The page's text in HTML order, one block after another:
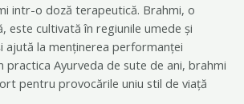
intr-o doză terapeutică. Brahmi, o
este cultivată în regiunile umede și
ajută la menținerea performanței
practica Ayurveda de sute de ani, brahmi
pentru provocările uniu stil de viață